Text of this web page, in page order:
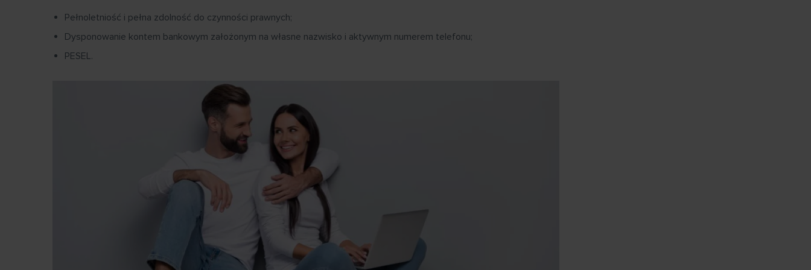
Pełnoletniość i pełna zdolność do czynności prawnych;
Dysponowanie kontem bankowym założonym na własne nazwisko i aktywnym numerem telefonu;
PESEL.